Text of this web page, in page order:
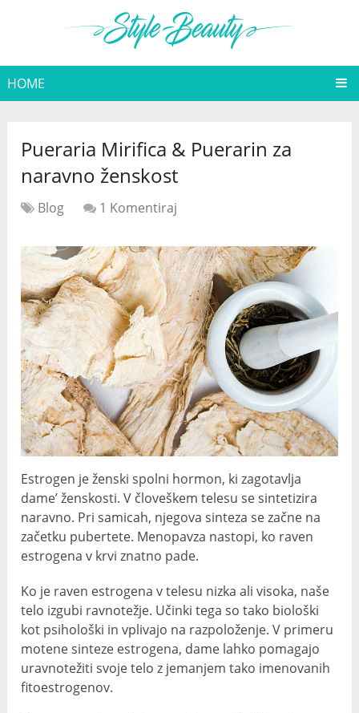
HOME
Pueraria Mirifica & Puerarin za
naravno ženskost
Blog 1 Komentiraj
Estrogen je ženski spolni hormon, ki zagotavlja
dame’ ženskosti. V človeškem telesu se sintetizira
naravno. Pri samicah, njegova sinteza se začne na
začetku pubertete. Menopavza nastopi, ko raven
estrogena v krvi znatno pade.
Ko je raven estrogena v telesu nizka ali visoka, naše
telo izgubi ravnotežje. Učinki tega so tako biološki
kot psihološki in vplivajo na razpoloženje. V primeru
motene sinteze estrogena, dame lahko pomagajo
uravnotežiti svoje telo z jemanjem tako imenovanih
fitoestrogenov.